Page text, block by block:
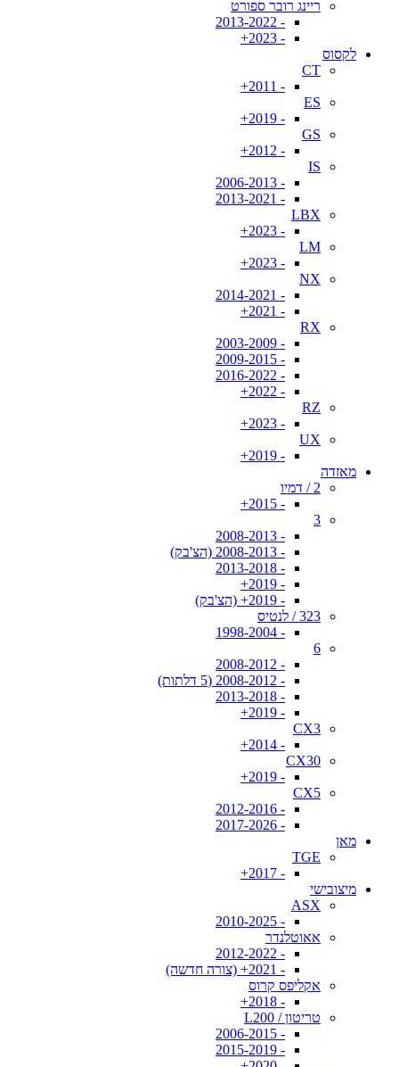
ריינג רובר ספורט
- 2013-2022
- 2023+
לקסוס
CT
- 2011+
ES
- 2019+
GS
- 2012+
IS
- 2006-2013
- 2013-2021
LBX
- 2023+
LM
- 2023+
NX
- 2014-2021
- 2021+
RX
- 2003-2009
- 2009-2015
- 2016-2022
- 2022+
RZ
- 2023+
UX
- 2019+
מאזדה
2 / דמיו
- 2015+
3
- 2008-2013
- 2008-2013 (הצ'בק)
- 2013-2018
- 2019+
- 2019+ (הצ'בק)
323 / לנטיס
- 1998-2004
6
- 2008-2012
- 2008-2012 (5 דלתות)
- 2013-2018
- 2019+
CX3
- 2014+
CX30
- 2019+
CX5
- 2012-2016
- 2017-2026
מאן
TGE
- 2017+
מיצובישי
ASX
- 2010-2025
אאוטלנדר
- 2012-2022
- 2021+ (צורה חדשה)
אקליפס קרוס
- 2018+
טריטון / L200
- 2006-2015
- 2015-2019